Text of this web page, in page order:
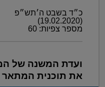
כ״ד בשבט ה׳תש״פ
(19.02.2020)
מספר צפיות: 60
ועדת המשנה של
את תוכנית